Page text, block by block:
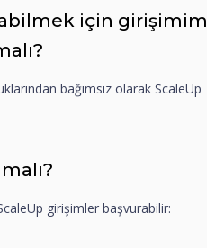
için girişimim
bağımsız olarak ScaleUp
girişimler başvurabilir: